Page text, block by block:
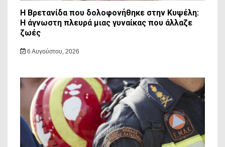
Η Βρετανίδα που δολοφονήθηκε στην Κυψέλη:
Η άγνωστη πλευρά μιας γυναίκας που άλλαζε
ζωές
6 Αυγούστου, 2026